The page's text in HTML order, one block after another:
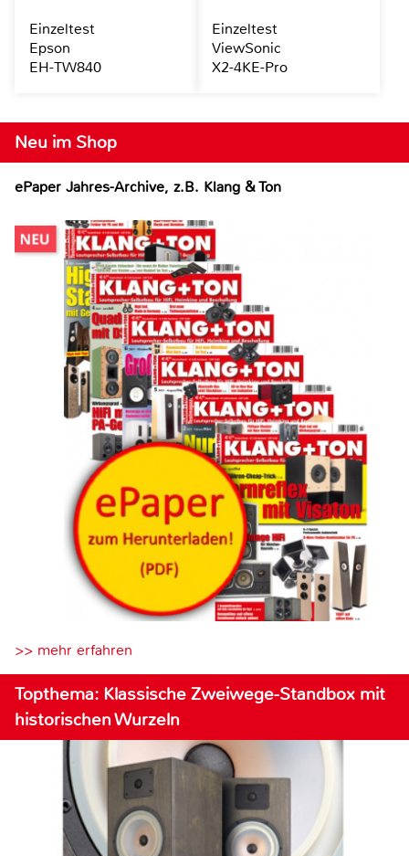
Neu im Shop
ePaper Jahres-Archive, z.B. Klang & Ton
>> mehr erfahren
Topthema: Klassische Zweiwege-Standbox mit
historischen Wurzeln
Einzeltest
Epson
EH-TW840
Einzeltest
ViewSonic
X2-4KE-Pro